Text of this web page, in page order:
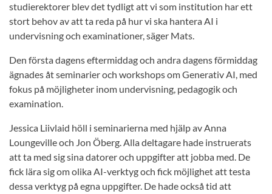
studierektorer blev det tydligt att vi som institution har ett
stort behov av att ta reda på hur vi ska hantera AI i
undervisning och examinationer, säger Mats.
Den första dagens eftermiddag och andra dagens förmiddag
ägnades åt seminarier och workshops om Generativ AI, med
fokus på möjligheter inom undervisning, pedagogik och
examination.
Jessica Liivlaid höll i seminarierna med hjälp av Anna
Loungeville och Jon Öberg. Alla deltagare hade instruerats
att ta med sig sina datorer och uppgifter att jobba med. De
fick lära sig om olika AI-verktyg och fick möjlighet att testa
dessa verktyg på egna uppgifter. De hade också tid att